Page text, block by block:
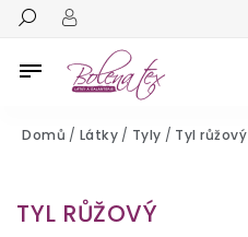
Domů / Látky / Tyly / Tyl růžový
TYL RŮŽOVÝ